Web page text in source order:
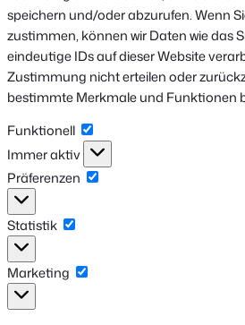
speichern und/oder abzurufen. Wenn
zustimmen, können wir Daten wie das
eindeutige IDs auf dieser Website
Zustimmung nicht erteilen oder
bestimmte Merkmale und Funktionen
Funktionell
Funktionell
Immer aktiv
Präferenzen
Präferenzen
Statistik
Statistik
Marketing
Marketing